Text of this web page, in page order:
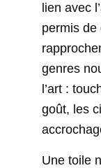
lien avec
permis de
genres
l’art :
goût, les
Une toile